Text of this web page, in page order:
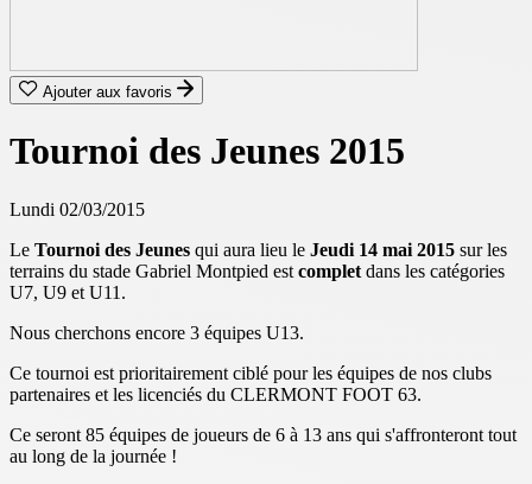
Ajouter aux favoris
Tournoi des Jeunes 2015
Lundi 02/03/2015
Le Tournoi des Jeunes qui aura lieu le Jeudi 14 mai 2015 sur les
terrains du stade Gabriel Montpied est complet dans les catégories
U7, U9 et U11.
Nous cherchons encore 3 équipes U13.
Ce tournoi est prioritairement ciblé pour les équipes de nos clubs
partenaires et les licenciés du CLERMONT FOOT 63.
Ce seront 85 équipes de joueurs de 6 à 13 ans qui s'affronteront tout
au long de la journée !